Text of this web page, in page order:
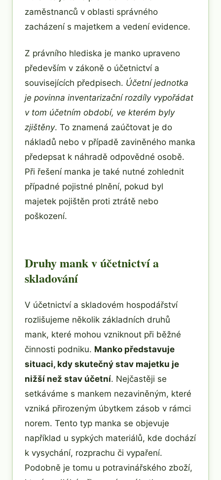
zaměstnanců v oblasti správného
zacházení s majetkem a vedení evidence.
Z právního hlediska je manko upraveno
především v zákoně o účetnictví a
souvisejících předpisech. Účetní jednotka
je povinna inventarizační rozdíly vypořádat
v tom účetním období, ve kterém byly
zjištěny. To znamená zaúčtovat je do
nákladů nebo v případě zaviněného manka
předepsat k náhradě odpovědné osobě.
Při řešení manka je také nutné zohlednit
případné pojistné plnění, pokud byl
majetek pojištěn proti ztrátě nebo
poškození.
Druhy mank v účetnictví a
skladování
V účetnictví a skladovém hospodářství
rozlišujeme několik základních druhů
mank, které mohou vzniknout při běžné
činnosti podniku. Manko představuje
situaci, kdy skutečný stav majetku je
nižší než stav účetní. Nejčastěji se
setkáváme s mankem nezaviněným, které
vzniká přirozeným úbytkem zásob v rámci
norem. Tento typ manka se objevuje
například u sypkých materiálů, kde dochází
k vysychání, rozprachu či vypaření.
Podobně je tomu u potravinářského zboží,